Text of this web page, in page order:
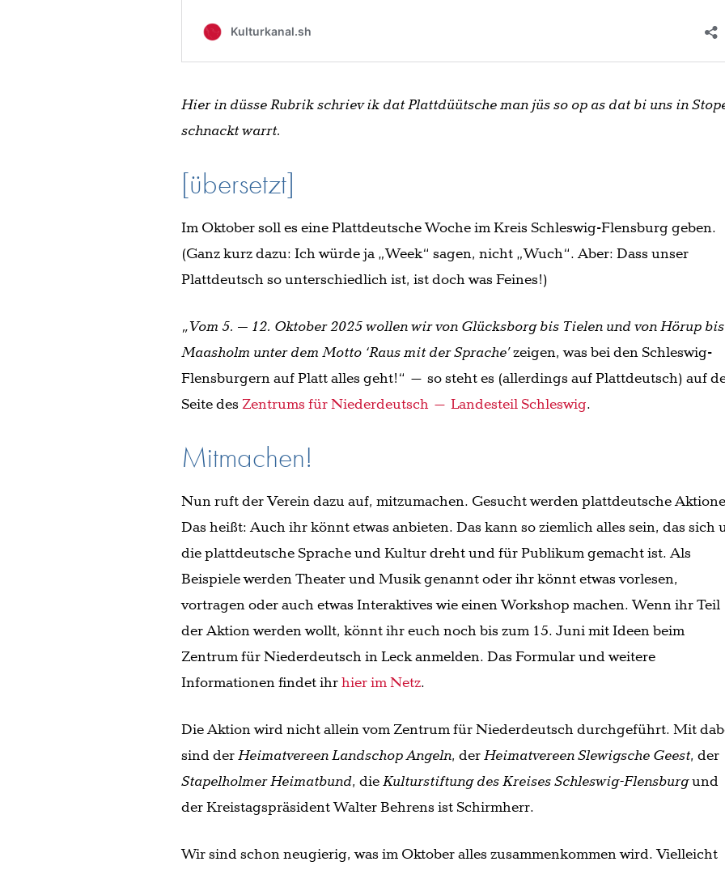
Hier in düsse Rubrik schriev ik dat Plattdüütsche man jüs so op as dat bi uns in
schnackt warrt.
[übersetzt]
Im Oktober soll es eine Plattdeutsche Woche im Kreis Schleswig-Flensburg geben.
(Ganz kurz dazu: Ich würde ja „Week“ sagen, nicht „Wuch“. Aber: Dass unser
Plattdeutsch so unterschiedlich ist, ist doch was Feines!)
„Vom 5. – 12. Oktober 2025 wollen wir von Glücksborg bis Tielen und von Hörup bis
Maasholm unter dem Motto ‘Raus mit der Sprache’zeigen, was bei den Schleswig-
Flensburgern auf Platt alles geht!“ – so steht es (allerdings auf Plattdeutsch) auf
Seite desZentrums für Niederdeutsch – Landesteil Schleswig.
Mitmachen!
Nun ruft der Verein dazu auf, mitzumachen. Gesucht werden plattdeutsche
Das heißt: Auch ihr könnt etwas anbieten. Das kann so ziemlich alles sein, das sich
die plattdeutsche Sprache und Kultur dreht und für Publikum gemacht ist. Als
Beispiele werden Theater und Musik genannt oder ihr könnt etwas vorlesen,
vortragen oder auch etwas Interaktives wie einen Workshop machen. Wenn ihr Teil
der Aktion werden wollt, könnt ihr euch noch bis zum 15. Juni mit Ideen beim
Zentrum für Niederdeutsch in Leck anmelden. Das Formular und weitere
Informationen findet ihrhier im Netz.
Die Aktion wird nicht allein vom Zentrum für Niederdeutsch durchgeführt. Mit
sind derHeimatvereen Landschop Angeln, derHeimatvereen Slewigsche Geest, der
Stapelholmer Heimatbund, dieKulturstiftung des Kreises Schleswig-Flensburgund
der Kreistagspräsident Walter Behrens ist Schirmherr.
Wir sind schon neugierig, was im Oktober alles zusammenkommen wird. Vielleicht